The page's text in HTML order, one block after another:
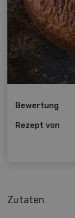
Bewertung
Rezept von
Zutaten